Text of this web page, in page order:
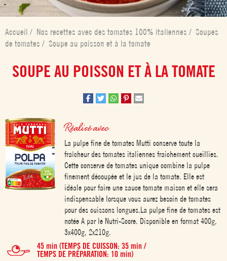
Accueil / Nos recettes avec des tomates 100% italiennes / Soupes
de tomates / Soupe au poisson et à la tomate
SOUPE AU POISSON ET À LA TOMATE
Réalisé avec
La pulpe fine de tomates Mutti conserve toute la
fraîcheur des tomates italiennes fraichement cueillies.
Cette conserve de tomates unique combine la pulpe
finement découpée et le jus de la tomate. Elle est
idéale pour faire une sauce tomate maison et elle sera
indispensable lorsque vous aurez besoin de tomates
pour des cuissons longues.La pulpe fine de tomates est
notée A par le Nutri-Score. Disponible en format 400g,
3x400g, 2x210g.
45 min (TEMPS DE CUISSON: 35 min /
TEMPS DE PRÉPARATION: 10 min)